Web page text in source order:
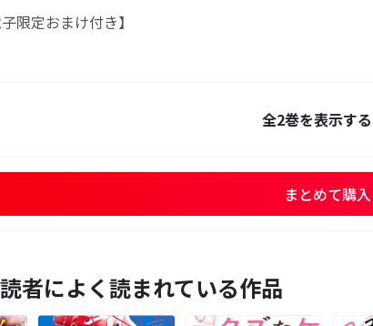
限定おまけ付き】
全2巻を表示する
まとめて購入
者によく読まれている作品